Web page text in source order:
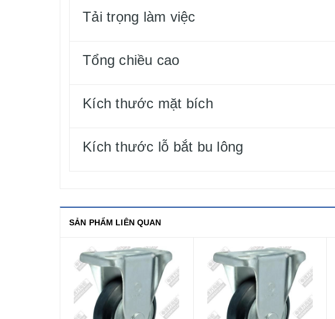
Tải trọng làm việc
Tổng chiều cao
Kích thước mặt bích
Kích thước lỗ bắt bu lông
SẢN PHẨM LIÊN QUAN